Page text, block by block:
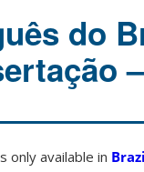
do
only available in